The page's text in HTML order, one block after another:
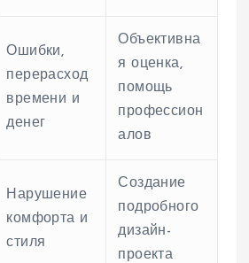
Ошибки,
перерасход
времени и
денег
Объективна
я оценка,
помощь
профессион
алов
Нарушение
комфорта и
стиля
Создание
подробного
дизайн-
проекта